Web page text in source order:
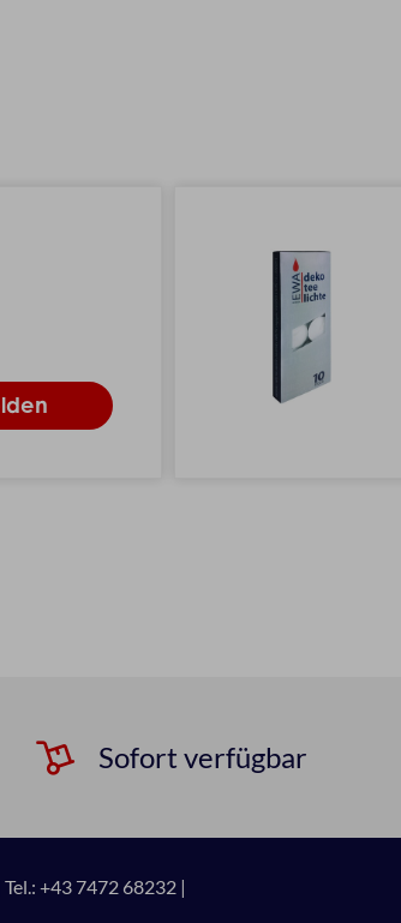
Sofort verfügbar
Tel.: +43 7472 68232 |